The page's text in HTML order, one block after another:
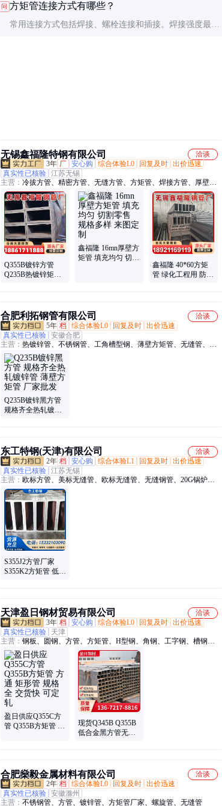
实际载荷经专业计算确定。
问 方矩管连接方式有哪些？
常用连接方式包括焊接、螺栓连接和插接。焊接强度最高
无锡鑫福隆特钢有限公司
洽谈
3年 厂 安心购 综合体验L0 回复及时 出价迅速
真实性已核验 江苏无锡
主营： 冷拔方管、精密方管、无缝方管、方矩管、焊接方管、厚壁方
管、非标方管、大口径方管、矩形方钢管、小口径方管、去内毛刺方
管、无缝矩形方管
Q355B镀锌方管
Q235B热镀锌矩管
鑫福隆 16mn厚壁方
矩管 填充均匀 切割
鑫福隆 40*60方矩
管 绿化工程用 防腐
合肥利拓钢管有限公司
洽谈
5年 档 综合体验L0 回复及时 出价迅速
真实性已核验 安徽合肥
主营： 热镀锌管、不锈钢管、工角槽型钢、薄壁方矩管、无缝管、
304不锈钢、管道防腐保温、涂塑管、螺旋管、焊管
Q235B镀锌黑方管
规格齐全热轧镀锌
东工特钢(天津)有限公司
洽谈
2年 档 安心购 综合体验L1 回复及时 出价迅速
真实性已核验 江苏无锡
主营： 欧标方管、美标无缝管、欧标无缝管、无缝钢管、20G锅炉
管、A106无缝钢管、高压锅炉管、Q235B镀锌角钢、Q235B镀锌槽
钢、国标槽钢、Q355B工字钢、合金板、热轧板、冷轧卷、容器板、
电梯构件、冷冻设备、冷轧钢板、冷轧盒板、合金钢板、汽车大梁
板、冷轧厚钢板、冶金设备用板、钢构建筑用板
S355J2方管厂家
S355K2方矩管 低合
天津盈日钢材贸易有限公司
洽谈
3年 档 安心购 综合体验L0 回复及时 出价迅速
真实性已核验
天津
主营： 钢板、圆钢、方管、方矩管、H型钢、角钢、工字钢、槽钢、
焊管、无缝管
盈日供应Q355C方
管 Q355B方矩管 方
现货Q345B Q355B
低合金黑方管无缝
合肥燊毅金属材料有限公司
洽谈
2年 档 综合体验L0 回复及时 出价迅速
真实性已核验 安徽滁州
主营： 不锈钢管、方管、镀锌管、方矩管厂家、螺旋管、无缝管